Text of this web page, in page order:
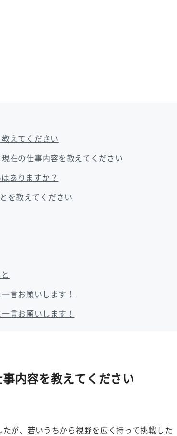
えてください
在の仕事内容を教えてください
ありますか？
を教えてください
言お願いします！
言お願いします！
内容を教えてください
が、若いうちから視野を広く持って挑戦した